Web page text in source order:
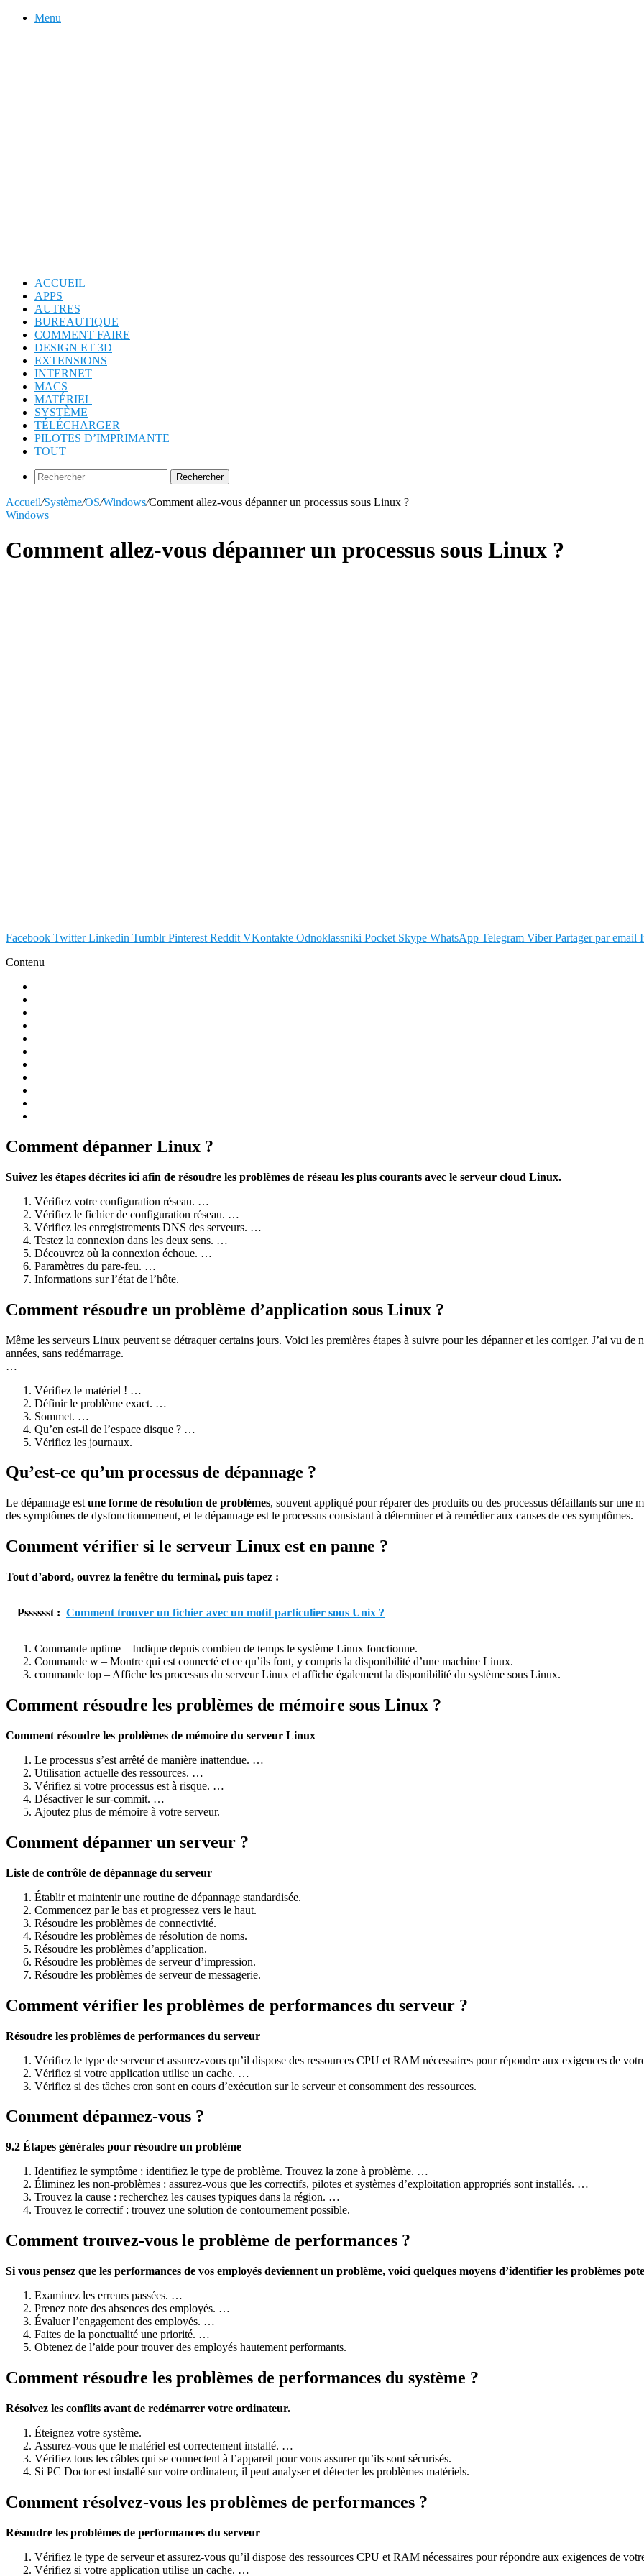
Menu
ACCUEIL
APPS
AUTRES
BUREAUTIQUE
COMMENT FAIRE
DESIGN ET 3D
EXTENSIONS
INTERNET
MACS
MATÉRIEL
SYSTÈME
TÉLÉCHARGER
PILOTES D’IMPRIMANTE
TOUT
Rechercher
Accueil/Système/OS/Windows/Comment allez-vous dépanner un processus sous Linux ?
Windows
Comment allez-vous dépanner un processus sous Linux ?
Facebook Twitter Linkedin Tumblr Pinterest Reddit VKontakte Odnoklassniki Pocket Skype WhatsApp Telegram Viber Partager par email
Contenu
Comment dépanner Linux ?
Suivez les étapes décrites ici afin de résoudre les problèmes de réseau les plus courants avec le serveur cloud Linux.
Vérifiez votre configuration réseau. …
Vérifiez le fichier de configuration réseau. …
Vérifiez les enregistrements DNS des serveurs. …
Testez la connexion dans les deux sens. …
Découvrez où la connexion échoue. …
Paramètres du pare-feu. …
Informations sur l’état de l’hôte.
Comment résoudre un problème d’application sous Linux ?
Même les serveurs Linux peuvent se détraquer certains jours. Voici les premières étapes à suivre pour les dépanner et les corriger. J’ai vu
années, sans redémarrage.
…
Vérifiez le matériel ! …
Définir le problème exact. …
Sommet. …
Qu’en est-il de l’espace disque ? …
Vérifiez les journaux.
Qu’est-ce qu’un processus de dépannage ?
Le dépannage est une forme de résolution de problèmes, souvent appliqué pour réparer des produits ou des processus défaillants sur
des symptômes de dysfonctionnement, et le dépannage est le processus consistant à déterminer et à remédier aux causes de ces symptômes.
Comment vérifier si le serveur Linux est en panne ?
Tout d’abord, ouvrez la fenêtre du terminal, puis tapez :
Psssssst : Comment trouver un fichier avec un motif particulier sous Unix ?
Commande uptime – Indique depuis combien de temps le système Linux fonctionne.
Commande w – Montre qui est connecté et ce qu’ils font, y compris la disponibilité d’une machine Linux.
commande top – Affiche les processus du serveur Linux et affiche également la disponibilité du système sous Linux.
Comment résoudre les problèmes de mémoire sous Linux ?
Comment résoudre les problèmes de mémoire du serveur Linux
Le processus s’est arrêté de manière inattendue. …
Utilisation actuelle des ressources. …
Vérifiez si votre processus est à risque. …
Désactiver le sur-commit. …
Ajoutez plus de mémoire à votre serveur.
Comment dépanner un serveur ?
Liste de contrôle de dépannage du serveur
Établir et maintenir une routine de dépannage standardisée.
Commencez par le bas et progressez vers le haut.
Résoudre les problèmes de connectivité.
Résoudre les problèmes de résolution de noms.
Résoudre les problèmes d’application.
Résoudre les problèmes de serveur d’impression.
Résoudre les problèmes de serveur de messagerie.
Comment vérifier les problèmes de performances du serveur ?
Résoudre les problèmes de performances du serveur
Vérifiez le type de serveur et assurez-vous qu’il dispose des ressources CPU et RAM nécessaires pour répondre aux exigences de
Vérifiez si votre application utilise un cache. …
Vérifiez si des tâches cron sont en cours d’exécution sur le serveur et consomment des ressources.
Comment dépannez-vous ?
9.2 Étapes générales pour résoudre un problème
Identifiez le symptôme : identifiez le type de problème. Trouvez la zone à problème. …
Éliminez les non-problèmes : assurez-vous que les correctifs, pilotes et systèmes d’exploitation appropriés sont installés. …
Trouvez la cause : recherchez les causes typiques dans la région. …
Trouvez le correctif : trouvez une solution de contournement possible.
Comment trouvez-vous le problème de performances ?
Si vous pensez que les performances de vos employés deviennent un problème, voici quelques moyens d’identifier les problèmes
Examinez les erreurs passées. …
Prenez note des absences des employés. …
Évaluer l’engagement des employés. …
Faites de la ponctualité une priorité. …
Obtenez de l’aide pour trouver des employés hautement performants.
Comment résoudre les problèmes de performances du système ?
Résolvez les conflits avant de redémarrer votre ordinateur.
Éteignez votre système.
Assurez-vous que le matériel est correctement installé. …
Vérifiez tous les câbles qui se connectent à l’appareil pour vous assurer qu’ils sont sécurisés.
Si PC Doctor est installé sur votre ordinateur, il peut analyser et détecter les problèmes matériels.
Comment résolvez-vous les problèmes de performances ?
Résoudre les problèmes de performances du serveur
Vérifiez le type de serveur et assurez-vous qu’il dispose des ressources CPU et RAM nécessaires pour répondre aux exigences de
Vérifiez si votre application utilise un cache. …